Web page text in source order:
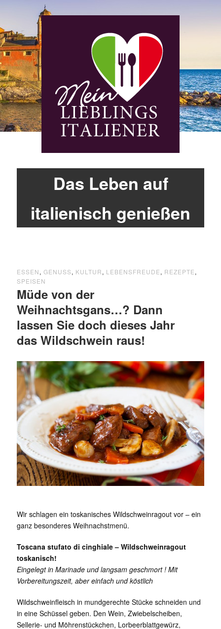
Das Leben auf
italienisch genießen
ESSEN, GENUSS, KULTUR, LEBENSFREUDE, REZEPTE,
SPEISEN
Müde von der
Weihnachtsgans…? Dann
lassen Sie doch dieses Jahr
das Wildschwein raus!
Wir schlagen ein toskanisches Wildschweinragout vor – ein
ganz besonderes Weihnachstmenü.
Toscana stufato di cinghiale – Wildschweinragout
toskanisch!
Eingelegt in Marinade und langsam geschmort ! Mit
Vorbereitungszeit, aber einfach und köstlich
Wildschweinfleisch in mundgerechte Stücke schneiden und
in eine Schüssel geben. Den Wein, Zwiebelscheiben,
Sellerie- und Möhrenstückchen, Lorbeerblattgewürz,